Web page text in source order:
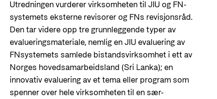
Utredningen vurderer virksomheten til JIU og FN-
systemets eksterne revisorer og FNs revisjonsråd.
Den tar videre opp tre grunnleggende typer av
evalueringsmateriale, nemlig en JIU evaluering av
FNsystemets samlede bistandsvirksomhet i ett av
Norges hovedsamarbeidsland (Sri Lanka); en
innovativ evaluering av et tema eller program som
spenner over hele virksomheten til en sær-